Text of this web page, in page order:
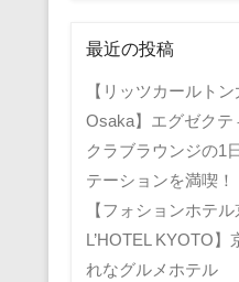
最近の投稿
【リッツカールト
Osaka】エグゼクテ
クラブラウンジの1
テーションを満喫！
【フォションホテ
L’HOTEL KYOTO
れなグルメホテル